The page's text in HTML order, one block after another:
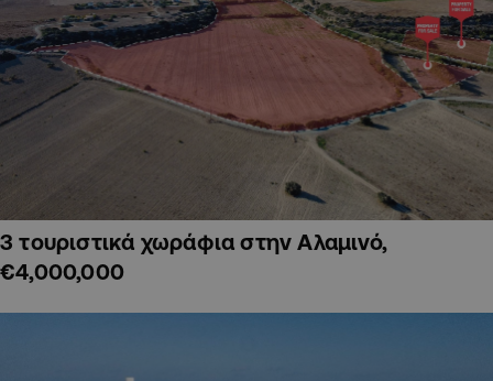
3 τουριστικά χωράφια στην Αλαμινό,
€4,000,000